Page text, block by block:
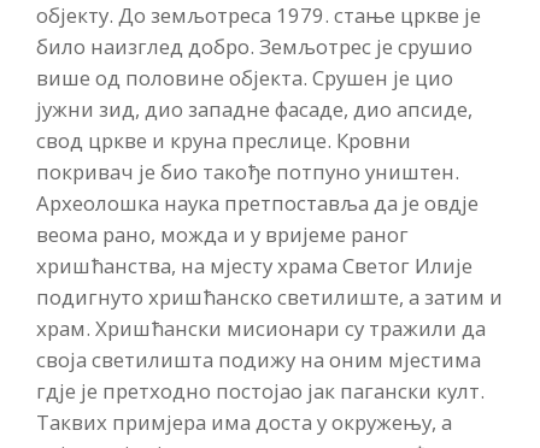
објекту. До земљотреса 1979. стање цркве је
било наизглед добро. Земљотрес је срушио
више од половине објекта. Срушен је цио
јужни зид, дио западне фасаде, дио апсиде,
свод цркве и круна преслице. Кровни
покривач је био такође потпуно уништен.
Археолошка наука претпоставља да је овдје
веома рано, можда и у вријеме раног
хришћанства, на мјесту храма Светог Илије
подигнуто хришћанско светилиште, а затим и
храм. Хришћански мисионари су тражили да
своја светилишта подижу на оним мјестима
гдје је претходно постојао јак пагански култ.
Таквих примјера има доста у окружењу, а